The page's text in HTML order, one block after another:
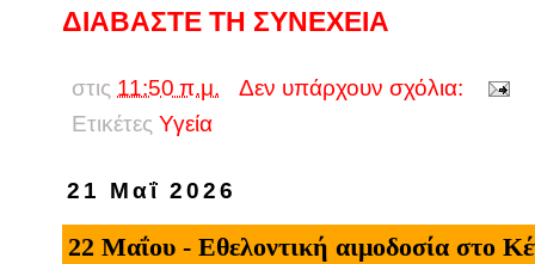
ΔΙΑΒΑΣΤΕ ΤΗ ΣΥΝΕΧΕΙΑ
στις 11:50 π.μ.
Δεν υπάρχουν σχόλια:
Ετικέτες Υγεία
21 Μαΐ 2026
22 Μαΐου - Εθελοντική αιμοδοσία στο